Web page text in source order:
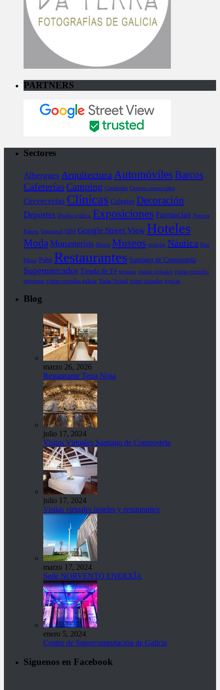
PARTNERS
Sectores
Albergues Arquitectura Automóviles Barcos
Cafeterías Camping Catedrales Centros comerciales
Cervecerías Clínicas Colegios Decoración
Deportes Diseño gráfico Exposiciones Farmacias Fisterra
Fitness Gigapixel GIM Google Street View Hoteles
Moda Monasterios Motos Museos noticias Náutica Piso
Piloto Pubs Restaurantes Santiago de Compostela
Supermercados Tienda de Té turismo visitas virtuales visitas virtuales
empresas visitas virtuales galicia Visita Virtual vistas virtuales ópticas
Blog
marzo 26, 2026
Restaurante Terra Nosa
julio 17, 2024
Visitas Virtuales Santiago de Compostela
julio 17, 2024
Visitas virtuales hoteles y restaurantes
marzo 17, 2024
Sede NORVENTO ENERXÍA
enero 5, 2024
Centro de Supercomputación de Galicia
Siguenos en Facebook